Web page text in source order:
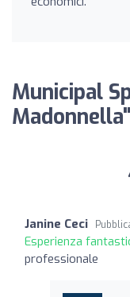
Municipal
Janine Ceci
Esperienza
professionale